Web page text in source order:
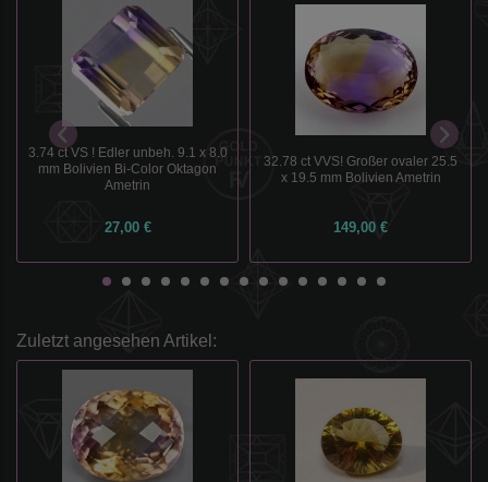
3.74 ct VS ! Edler unbeh. 9.1 x 8.0
mm Bolivien Bi-Color Oktagon
Ametrin
27,00 €
32.78 ct VVS! Großer ovaler 25.5
x 19.5 mm Bolivien Ametrin
149,00 €
Zuletzt angesehen Artikel: